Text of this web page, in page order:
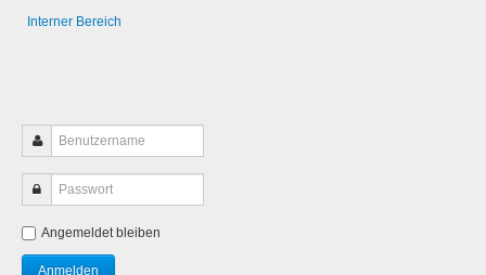
Interner Bereich
Angemeldet bleiben